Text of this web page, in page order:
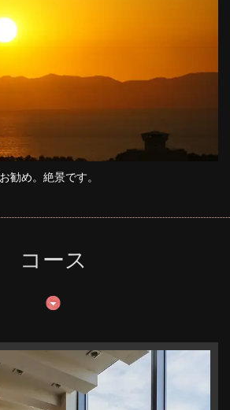
勧め。絶景です。
コース
代３-１-１ メディアシップ19F
店情報をコピー